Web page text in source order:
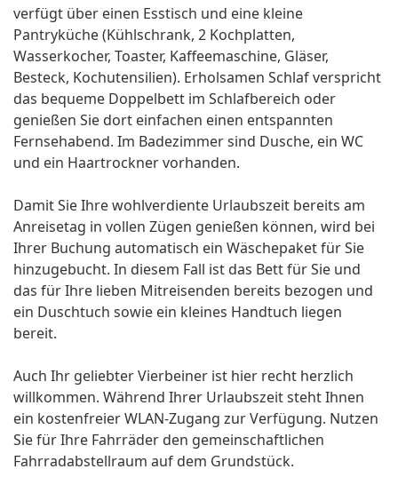
verfügt über einen Esstisch und eine kleine
Pantryküche (Kühlschrank, 2 Kochplatten,
Wasserkocher, Toaster, Kaffeemaschine, Gläser,
Besteck, Kochutensilien). Erholsamen Schlaf verspricht
das bequeme Doppelbett im Schlafbereich oder
genießen Sie dort einfachen einen entspannten
Fernsehabend. Im Badezimmer sind Dusche, ein WC
und ein Haartrockner vorhanden.
Damit Sie Ihre wohlverdiente Urlaubszeit bereits am
Anreisetag in vollen Zügen genießen können, wird bei
Ihrer Buchung automatisch ein Wäschepaket für Sie
hinzugebucht. In diesem Fall ist das Bett für Sie und
das für Ihre lieben Mitreisenden bereits bezogen und
ein Duschtuch sowie ein kleines Handtuch liegen
bereit.
Auch Ihr geliebter Vierbeiner ist hier recht herzlich
willkommen. Während Ihrer Urlaubszeit steht Ihnen
ein kostenfreier WLAN-Zugang zur Verfügung. Nutzen
Sie für Ihre Fahrräder den gemeinschaftlichen
Fahrradabstellraum auf dem Grundstück.